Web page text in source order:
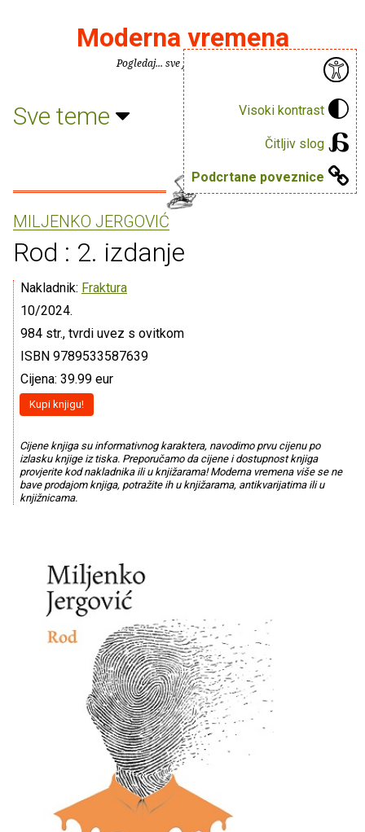
Visoki kontrast
Čitljiv slog
Podcrtane poveznice
Moderna vremena
Pogledaj... sve je puno knjiga.
Sve teme
MILJENKO JERGOVIĆ
Rod : 2. izdanje
Nakladnik: Fraktura
10/2024.
984 str., tvrdi uvez s ovitkom
ISBN 9789533587639
Cijena: 39.99 eur
Kupi knjigu!
Cijene knjiga su informativnog karaktera, navodimo prvu cijenu po
izlasku knjige iz tiska. Preporučamo da cijene i dostupnost knjiga
provjerite kod nakladnika ili u knjižarama! Moderna vremena više se ne
bave prodajom knjiga, potražite ih u knjižarama, antikvarijatima ili u
knjižnicama.